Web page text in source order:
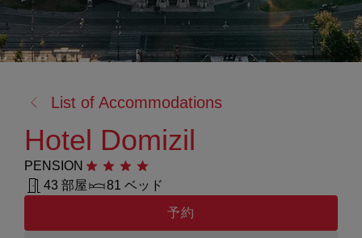
る:
List of Accommodations
Hotel Domizil
PENSION 星4つ
43 部屋
81 ベッド
予約